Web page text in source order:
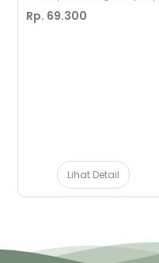
Rp. 69.300
Lihat Detail